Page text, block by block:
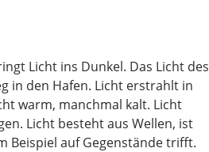
Licht ins Dunkel. Das Licht des
in den Hafen. Licht erstrahlt in
warm, manchmal kalt. Licht
Licht besteht aus Wellen, ist
Beispiel auf Gegenstände trifft.